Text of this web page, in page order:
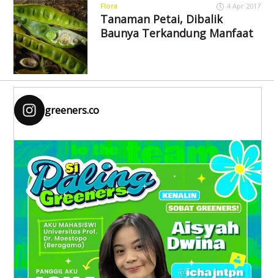
Flora 4 Apr 2017
Tanaman Petai, Dibalik
Baunya Terkandung Manfaat
greeners.co